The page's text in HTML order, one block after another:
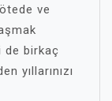
ve
de birkaç
yıllarınızı